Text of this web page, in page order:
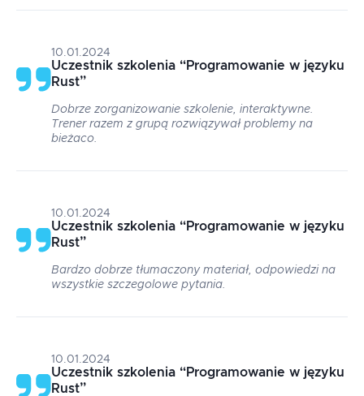
10.01.2024
Uczestnik szkolenia “Programowanie w języku
Rust”
Dobrze zorganizowanie szkolenie, interaktywne.
Trener razem z grupą rozwiązywał problemy na
bieżaco.
10.01.2024
Uczestnik szkolenia “Programowanie w języku
Rust”
Bardzo dobrze tłumaczony materiał, odpowiedzi na
wszystkie szczegolowe pytania.
10.01.2024
Uczestnik szkolenia “Programowanie w języku
Rust”